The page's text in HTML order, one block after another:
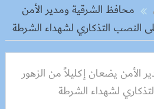
محافظ الشرقية ومدير الأمن
النصب التذكاري لشهداء الشرطة